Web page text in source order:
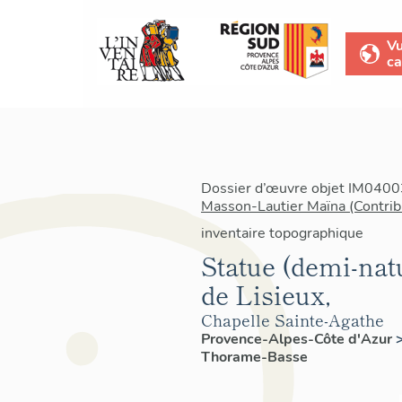
Dossier d’œuvre objet
Masson-Lautier Maïna
inventaire topographique
Statue (demi-
de Lisieux,
Chapelle Sainte-Agathe
Provence-Alpes-Côte d'Azur
Thorame-Basse